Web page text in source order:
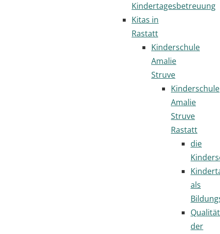
Kindertagesbetreuung
Kitas in
Rastatt
Kinderschule
Amalie
Struve
Kinderschule
Amalie
Struve
Rastatt
die
als
Qualität
der